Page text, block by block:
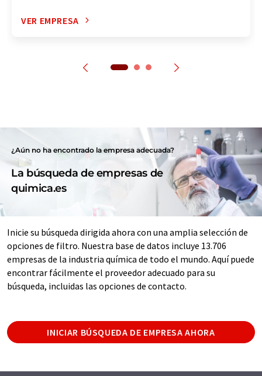
VER EMPRESA
¿Aún no ha encontrado la empresa adecuada?
La búsqueda de empresas de
quimica.es
Inicie su búsqueda dirigida ahora con una amplia selección de
opciones de filtro. Nuestra base de datos incluye 13.706
empresas de la industria química de todo el mundo. Aquí puede
encontrar fácilmente el proveedor adecuado para su
búsqueda, incluidas las opciones de contacto.
INICIAR BÚSQUEDA DE EMPRESA AHORA